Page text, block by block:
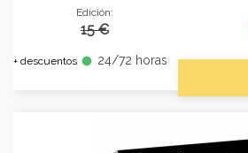
Edición:
15 €
+ descuentos fiber_manual_record 24/72 horas